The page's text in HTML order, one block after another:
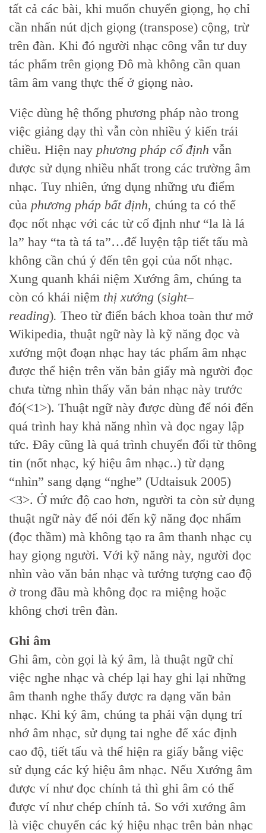
tất cả các bài, khi muốn chuyển giọng, họ chỉ
cần nhấn nút dịch giọng (transpose) cộng, trừ
trên đàn. Khi đó người nhạc công vẫn tư duy
tác phẩm trên giọng Đô mà không cần quan
tâm âm vang thực thế ở giọng nào.
Việc dùng hệ thống phương pháp nào trong
việc giảng dạy thì vẫn còn nhiều ý kiến trái
chiều. Hiện nay phương pháp cố định vẫn
được sử dụng nhiều nhất trong các trường âm
nhạc. Tuy nhiên, ứng dụng những ưu điểm
của phương pháp bất định, chúng ta có thể
đọc nốt nhạc với các từ cố định như “la là lá
la” hay “ta tà tá ta”…để luyện tập tiết tấu mà
không cần chú ý đến tên gọi của nốt nhạc.
Xung quanh khái niệm Xướng âm, chúng ta
còn có khái niệm thị xướng (sight–
reading). Theo từ điển bách khoa toàn thư mở
Wikipedia, thuật ngữ này là kỹ năng đọc và
xướng một đoạn nhạc hay tác phẩm âm nhạc
được thể hiện trên văn bản giấy mà người đọc
chưa từng nhìn thấy văn bản nhạc này trước
đó(<1>). Thuật ngữ này được dùng để nói đến
quá trình hay khả năng nhìn và đọc ngay lập
tức. Đây cũng là quá trình chuyển đổi từ thông
tin (nốt nhạc, ký hiệu âm nhạc..) từ dạng
“nhìn” sang dạng “nghe” (Udtaisuk 2005)
<3>. Ở mức độ cao hơn, người ta còn sử dụng
thuật ngữ này để nói đến kỹ năng đọc nhẩm
(đọc thầm) mà không tạo ra âm thanh nhạc cụ
hay giọng người. Với kỹ năng này, người đọc
nhìn vào văn bản nhạc và tưởng tượng cao độ
ở trong đầu mà không đọc ra miệng hoặc
không chơi trên đàn.
Ghi âm
Ghi âm, còn gọi là ký âm, là thuật ngữ chỉ
việc nghe nhạc và chép lại hay ghi lại những
âm thanh nghe thấy được ra dạng văn bản
nhạc. Khi ký âm, chúng ta phải vận dụng trí
nhớ âm nhạc, sử dụng tai nghe để xác định
cao độ, tiết tấu và thể hiện ra giấy bằng việc
sử dụng các ký hiệu âm nhạc. Nếu Xướng âm
được ví như đọc chính tả thì ghi âm có thể
được ví như chép chính tả. So với xướng âm
là việc chuyển các ký hiệu nhạc trên bản nhạc